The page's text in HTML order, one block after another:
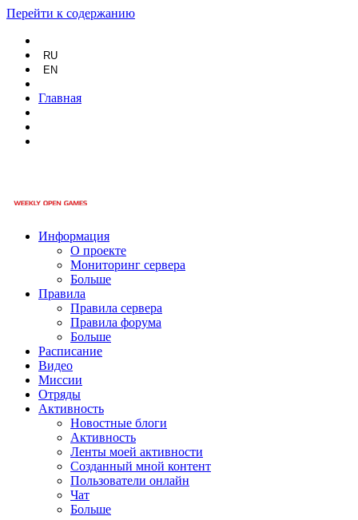
Перейти к содержанию
RU
EN
Главная
Информация
О проекте
Мониторинг сервера
Больше
Правила
Правила сервера
Правила форума
Больше
Расписание
Видео
Миссии
Отряды
Активность
Новостные блоги
Активность
Ленты моей активности
Созданный мной контент
Пользователи онлайн
Чат
Больше